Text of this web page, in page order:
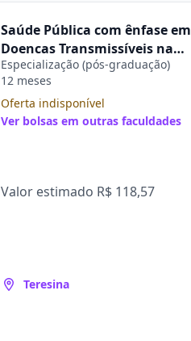
Saúde Pública com ênfase em
Doenças Transmissíveis na
ASPER
Especialização (pós-graduação)
12 meses
Oferta indisponível
Ver bolsas em outras faculdades
Valor estimado R$ 118,57
Teresina